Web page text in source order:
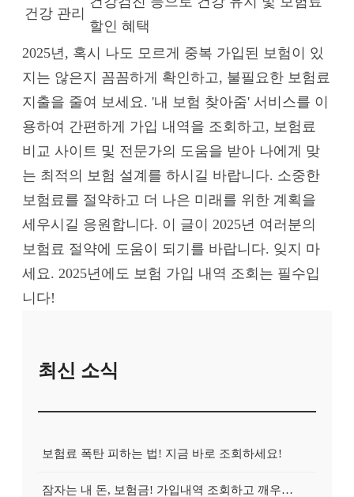
건강 관리
할인 혜택
2025년, 혹시 나도 모르게 중복 가입된 보험이 있
지는 않은지 꼼꼼하게 확인하고, 불필요한 보험료
지출을 줄여 보세요. '내 보험 찾아줌' 서비스를 이
용하여 간편하게 가입 내역을 조회하고, 보험료
비교 사이트 및 전문가의 도움을 받아 나에게 맞
는 최적의 보험 설계를 하시길 바랍니다. 소중한
보험료를 절약하고 더 나은 미래를 위한 계획을
세우시길 응원합니다. 이 글이 2025년 여러분의
보험료 절약에 도움이 되기를 바랍니다. 잊지 마
세요. 2025년에도 보험 가입 내역 조회는 필수입
니다!
최신 소식
보험료 폭탄 피하는 법! 지금 바로 조회하세요!
잠자는 내 돈, 보험금! 가입내역 조회하고 깨우는 방법